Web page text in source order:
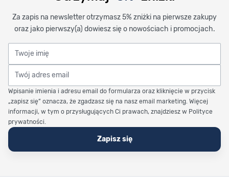
Za zapis na newsletter otrzymasz 5% zniżki na pierwsze zakupy
oraz jako pierwszy(a) dowiesz się o nowościach i promocjach.
Twoje imię
Twój adres email
Wpisanie imienia i adresu email do formularza oraz kliknięcie w przycisk
„zapisz się” oznacza, że zgadzasz się na nasz email marketing. Więcej
informacji, w tym o przysługujących Ci prawach, znajdziesz w Polityce
prywatności.
Zapisz się